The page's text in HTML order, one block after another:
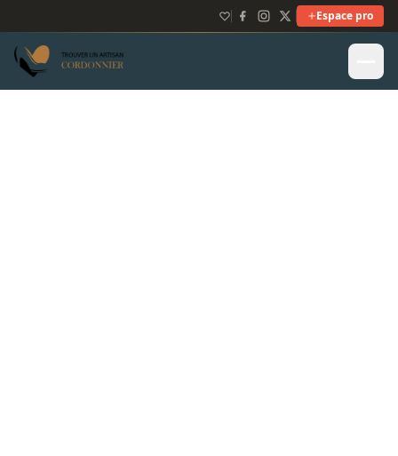
Espace pro